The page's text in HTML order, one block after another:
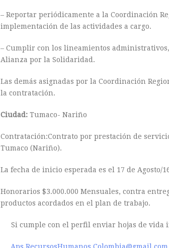
– Reportar periódicamente a la Coordinación
implementación de las actividades a cargo.
– Cumplir con los lineamientos
Alianza por la Solidaridad.
Las demás asignadas por la Coordinación
la contratación.
Ciudad: Tumaco- Nariño
Contratación:Contrato por prestación de
Tumaco (Nariño).
La fecha de inicio esperada es el 17 de Agosto/
Honorarios $3.000.000 Mensuales, contra
productos acordados en el plan de trabajo.
Si cumple con el perfil enviar hojas de vida